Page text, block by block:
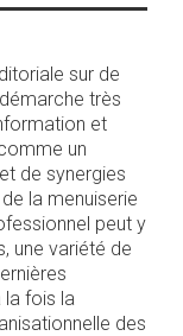
sur de
très
et
un
de synergies
la menuiserie
peut y
une variété de
fois la
des